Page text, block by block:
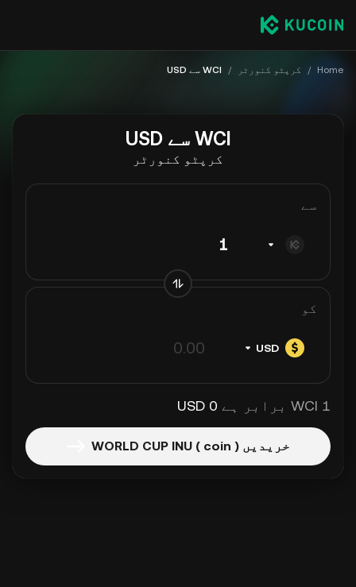
Home
/ کرپٹو کنورٹر / WCI سے USD
WCI سے USD
کرپٹو کنورٹر
سے
کو
USD
1 WCI برابر ہے 0 USD
خریدیں WORLD CUP INU ( coin )